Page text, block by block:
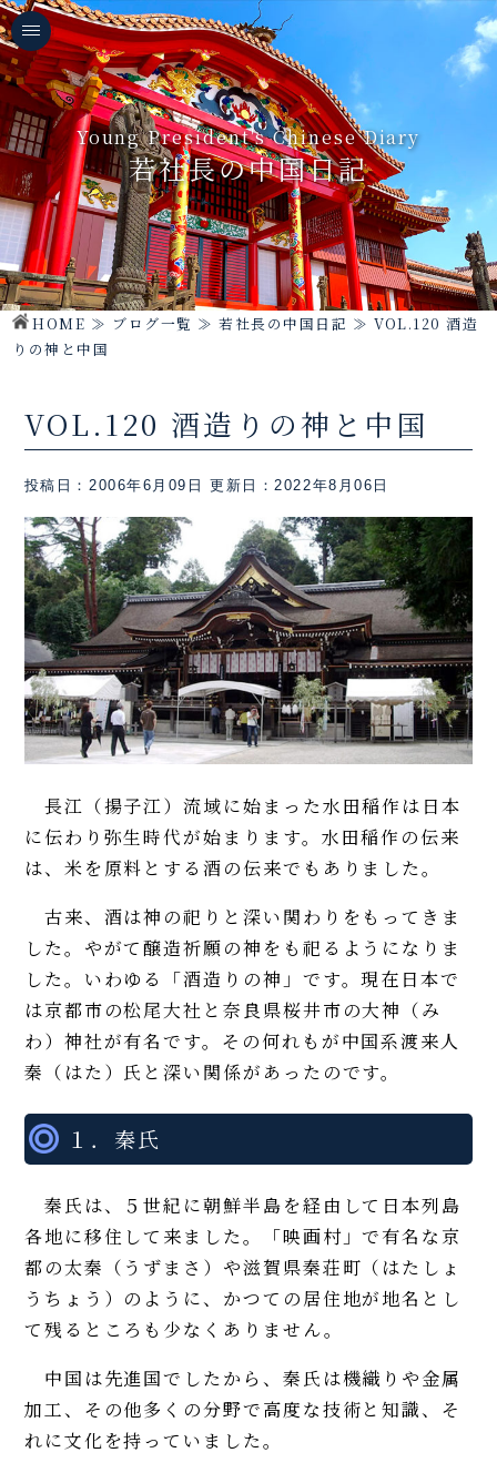
Young President's Chinese Diary
若社長の中国日記
HOME ≫ ブログ一覧 ≫若社長の中国日記 ≫VOL.120 酒造
りの神と中国
VOL.120 酒造りの神と中国
投稿日：2006年6月09日 更新日：2022年8月06日
長江（揚子江）流域に始まった水田稲作は日本
に伝わり弥生時代が始まります。水田稲作の伝来
は、米を原料とする酒の伝来でもありました。
古来、酒は神の祀りと深い関わりをもってきま
した。やがて醸造祈願の神をも祀るようになりま
した。いわゆる「酒造りの神」です。現在日本で
は京都市の松尾大社と奈良県桜井市の大神（み
わ）神社が有名です。その何れもが中国系渡来人
秦（はた）氏と深い関係があったのです。
１．秦氏
秦氏は、５世紀に朝鮮半島を経由して日本列島
各地に移住して来ました。「映画村」で有名な京
都の太秦（うずまさ）や滋賀県秦荘町（はたしょ
うちょう）のように、かつての居住地が地名とし
て残るところも少なくありません。
中国は先進国でしたから、秦氏は機織りや金属
加工、その他多くの分野で高度な技術と知識、そ
れに文化を持っていました。